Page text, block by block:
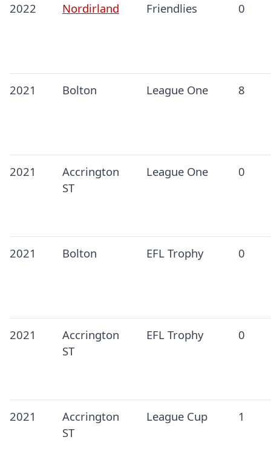
2022 Nordirland Friendlies 0
2021 Bolton League One 8
2021
Accrington
ST
League One 0
2021 Bolton EFL Trophy 0
2021
Accrington
ST
EFL Trophy 0
2021
Accrington
ST
League Cup 1